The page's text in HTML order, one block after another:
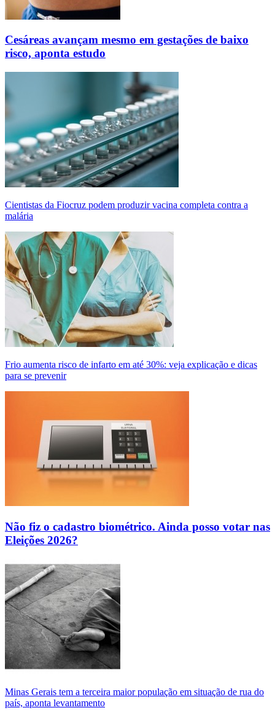
Cesáreas avançam mesmo em gestações de baixo
risco, aponta estudo
Cientistas da Fiocruz podem produzir vacina completa contra a
malária
Frio aumenta risco de infarto em até 30%: veja explicação e dicas
para se prevenir
Não fiz o cadastro biométrico. Ainda posso votar nas
Eleições 2026?
Minas Gerais tem a terceira maior população em situação de rua do
país, aponta levantamento